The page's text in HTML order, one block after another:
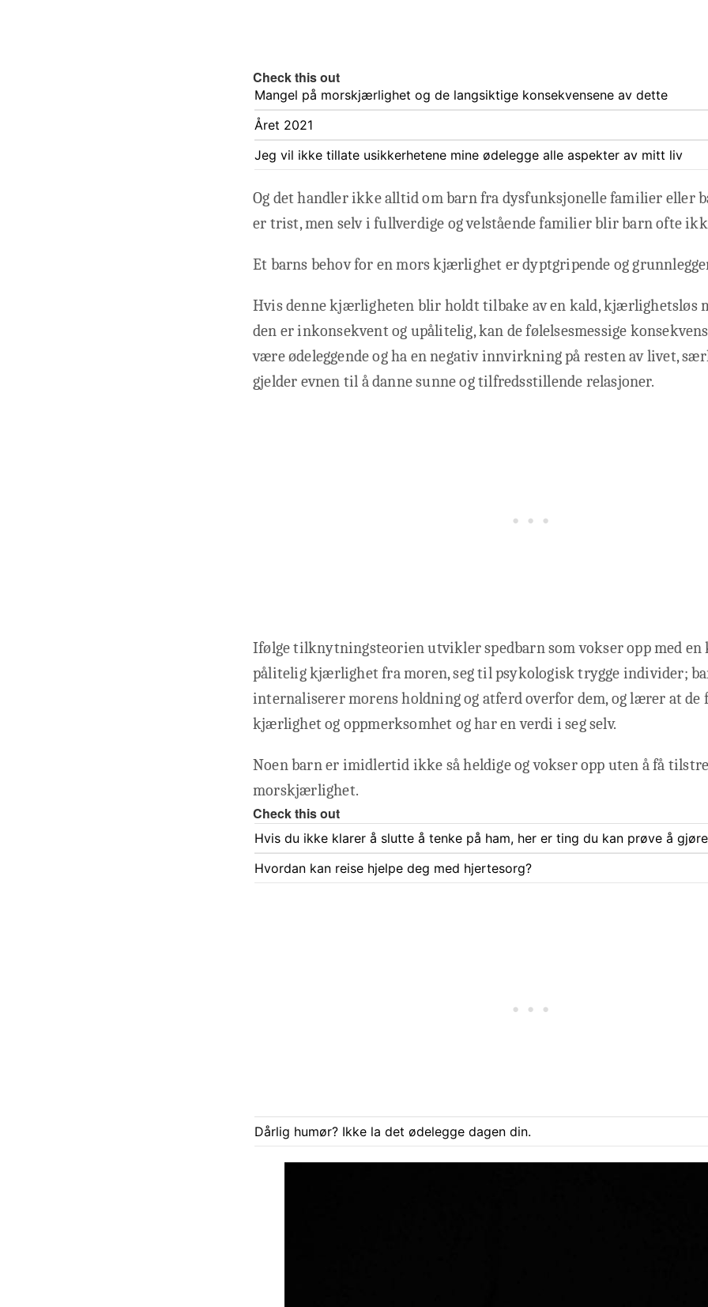
Check this out
Mangel på morskjærlighet og de langsiktige konsekvensene av dette
Året 2021
Jeg vil ikke tillate usikkerhetene mine ødelegge alle aspekter av mitt liv
Og det handler ikke alltid om barn fra dysfunksjonelle familier eller
er trist, men selv i fullverdige og velstående familier blir barn ofte
Et barns behov for en mors kjærlighet er dyptgripende og
Hvis denne kjærligheten blir holdt tilbake av en kald, kjærlighetsløs
den er inkonsekvent og upålitelig, kan de følelsesmessige
være ødeleggende og ha en negativ innvirkning på resten av livet,
gjelder evnen til å danne sunne og tilfredsstillende relasjoner.
Ifølge tilknytningsteorien utvikler spedbarn som vokser opp med en
pålitelig kjærlighet fra moren, seg til psykologisk trygge individer;
internaliserer morens holdning og atferd overfor dem, og lærer at de
kjærlighet og oppmerksomhet og har en verdi i seg selv.
Noen barn er imidlertid ikke så heldige og vokser opp uten å få
morskjærlighet.
Check this out
Hvis du ikke klarer å slutte å tenke på ham, her er ting du kan prøve å
Hvordan kan reise hjelpe deg med hjertesorg?
Dårlig humør? Ikke la det ødelegge dagen din.